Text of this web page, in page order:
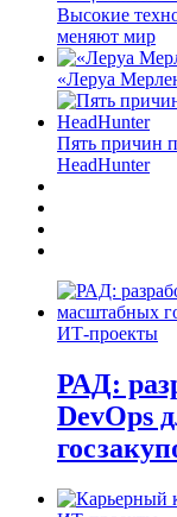
Высокие
меняют мир
«Леруа
Пять причин
HeadHunter
ИТ-проекты
РАД:
DevOps